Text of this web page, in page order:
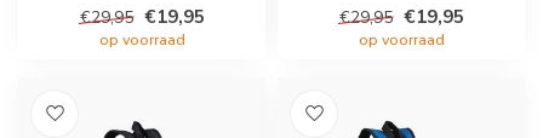
€29,95 €19,95
op voorraad
€29,95 €19,95
op voorraad